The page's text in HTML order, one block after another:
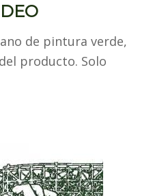
de pintura verde,
producto. Solo